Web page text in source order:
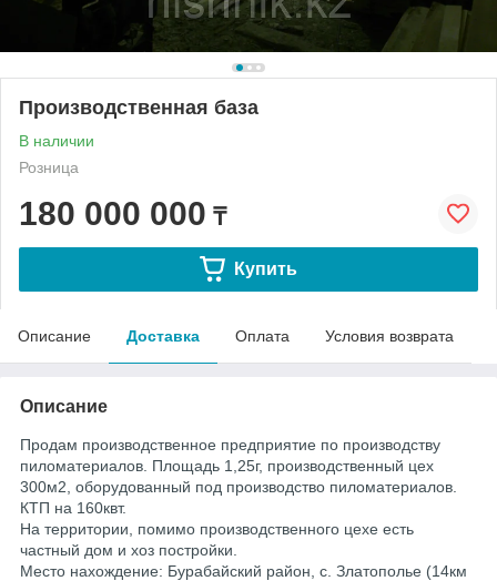
Производственная база
В наличии
Розница
180 000 000 ₸
Купить
Описание Доставка Оплата Условия возврата
Описание
Продам производственное предприятие по производству
пиломатериалов. Площадь 1,25г, производственный цех
300м2, оборудованный под производство пиломатериалов.
КТП на 160квт.
На территории, помимо производственного цехе есть
частный дом и хоз постройки.
Место нахождение: Бурабайский район, с. Златополье (14км